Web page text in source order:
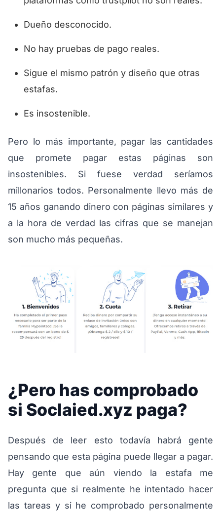
Dueño desconocido.
No hay pruebas de pago reales.
Sigue el mismo patrón y diseño que otras
estafas.
Es insostenible.
Pero lo más importante, pagar las cantidades
que promete pagar estas páginas son
insostenibles. Si fuese verdad seríamos
millonarios todos. Personalmente llevo más de
15 años ganando dinero con páginas similares y
a la hora de verdad las cifras que se manejan
son mucho más pequeñas.
¿Pero has comprobado
si Soclaied.xyz paga?
Después de leer esto todavía habrá gente
pensando que esta página puede llegar a pagar.
Hay gente que aún viendo la estafa me
pregunta que si realmente he intentado hacer
las tareas y si he comprobado personalmente